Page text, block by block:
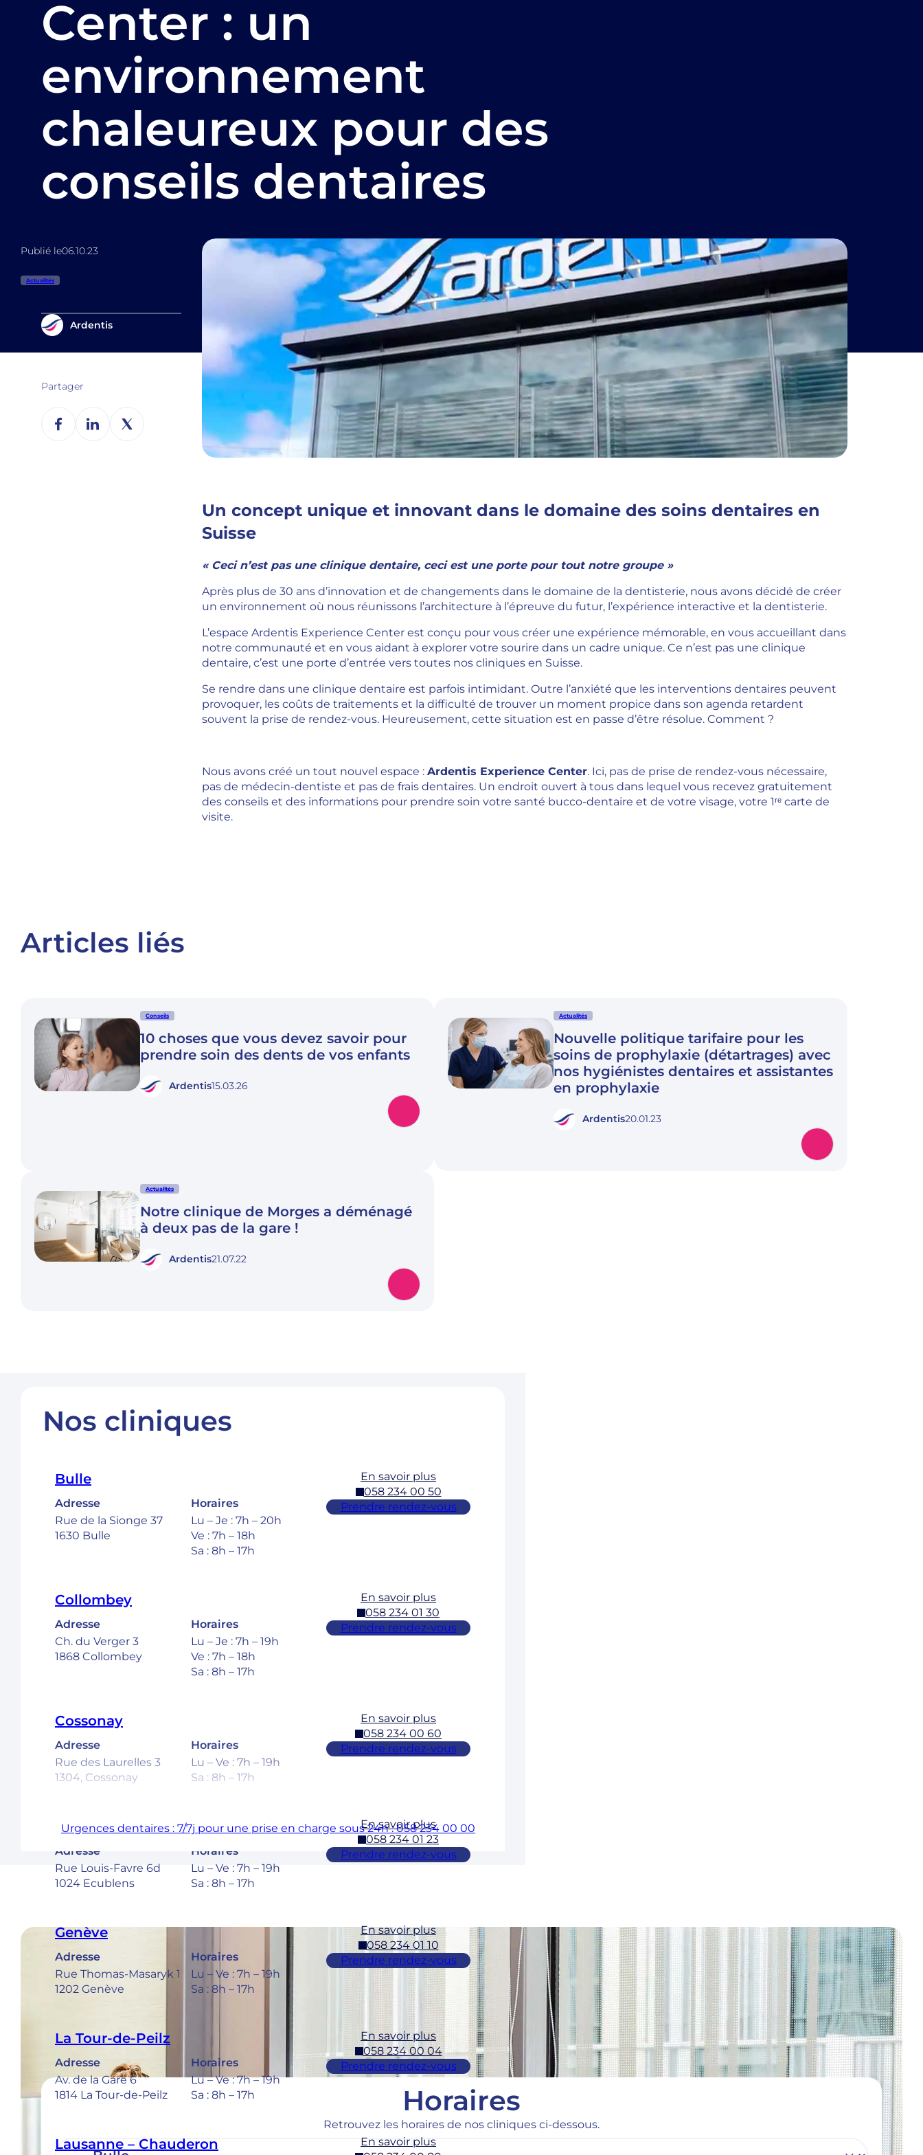
Center : un
environnement
chaleureux pour des
conseils dentaires
Publié le06.10.23
Actualités
Ardentis
Partager
Un concept unique et innovant dans le domaine des soins dentaires en
Suisse
« Ceci n’est pas une clinique dentaire, ceci est une porte pour tout notre groupe »
Après plus de 30 ans d’innovation et de changements dans le domaine de la dentisterie, nous avons décidé de créer
un environnement où nous réunissons l’architecture à l’épreuve du futur, l’expérience interactive et la dentisterie.
L’espace Ardentis Experience Center est conçu pour vous créer une expérience mémorable, en vous accueillant dans
notre communauté et en vous aidant à explorer votre sourire dans un cadre unique. Ce n’est pas une clinique
dentaire, c’est une porte d’entrée vers toutes nos cliniques en Suisse.
Se rendre dans une clinique dentaire est parfois intimidant. Outre l’anxiété que les interventions dentaires peuvent
provoquer, les coûts de traitements et la difficulté de trouver un moment propice dans son agenda retardent
souvent la prise de rendez-vous. Heureusement, cette situation est en passe d’être résolue. Comment ?
Nous avons créé un tout nouvel espace : Ardentis Experience Center. Ici, pas de prise de rendez-vous nécessaire,
pas de médecin-dentiste et pas de frais dentaires. Un endroit ouvert à tous dans lequel vous recevez gratuitement
des conseils et des informations pour prendre soin votre santé bucco-dentaire et de votre visage, votre 1ʳᵉ carte de
visite.
Articles liés
Conseils
10 choses que vous devez savoir pour
prendre soin des dents de vos enfants
Ardentis15.03.26
Actualités
Nouvelle politique tarifaire pour les
soins de prophylaxie (détartrages) avec
nos hygiénistes dentaires et assistantes
en prophylaxie
Ardentis20.01.23
Actualités
Notre clinique de Morges a déménagé
à deux pas de la gare !
Ardentis21.07.22
Nos cliniques
Bulle
Adresse
Rue de la Sionge 37
1630 Bulle
Horaires
Lu – Je : 7h – 20h
Ve : 7h – 18h
Sa : 8h – 17h
En savoir plus
058 234 00 50
Prendre rendez-vous
Collombey
Adresse
Ch. du Verger 3
1868 Collombey
Horaires
Lu – Je : 7h – 19h
Ve : 7h – 18h
Sa : 8h – 17h
En savoir plus
058 234 01 30
Prendre rendez-vous
Cossonay
Adresse
Rue des Laurelles 3
1304, Cossonay
Horaires
Lu – Ve : 7h – 19h
Sa : 8h – 17h
En savoir plus
058 234 00 60
Prendre rendez-vous
Ecublens – EPFL
Adresse
Rue Louis-Favre 6d
1024 Ecublens
Horaires
Lu – Ve : 7h – 19h
Sa : 8h – 17h
En savoir plus
058 234 01 23
Prendre rendez-vous
Genève
Adresse
Rue Thomas-Masaryk 1
1202 Genève
Horaires
Lu – Ve : 7h – 19h
Sa : 8h – 17h
En savoir plus
058 234 01 10
Prendre rendez-vous
La Tour-de-Peilz
Adresse
Av. de la Gare 6
1814 La Tour-de-Peilz
Horaires
Lu – Ve : 7h – 19h
Sa : 8h – 17h
En savoir plus
058 234 00 04
Prendre rendez-vous
Lausanne – Chauderon
En savoir plus
Urgences dentaires : 7/7j pour une prise en charge sous 24h : 058 234 00 00
Horaires
Retrouvez les horaires de nos cliniques ci-dessous.